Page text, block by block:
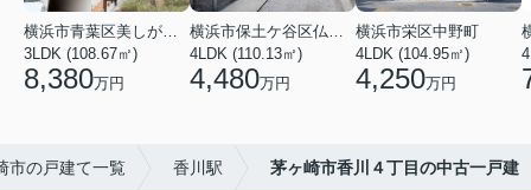
3LDK (108.67㎡)
8,380万円
4LDK (110.13㎡)
4,480万円
横浜市栄区中野町
4LDK (104.95㎡)
4,250万円
市の戸建て一覧 香川駅 茅ヶ崎市香川４丁目の中古一戸建